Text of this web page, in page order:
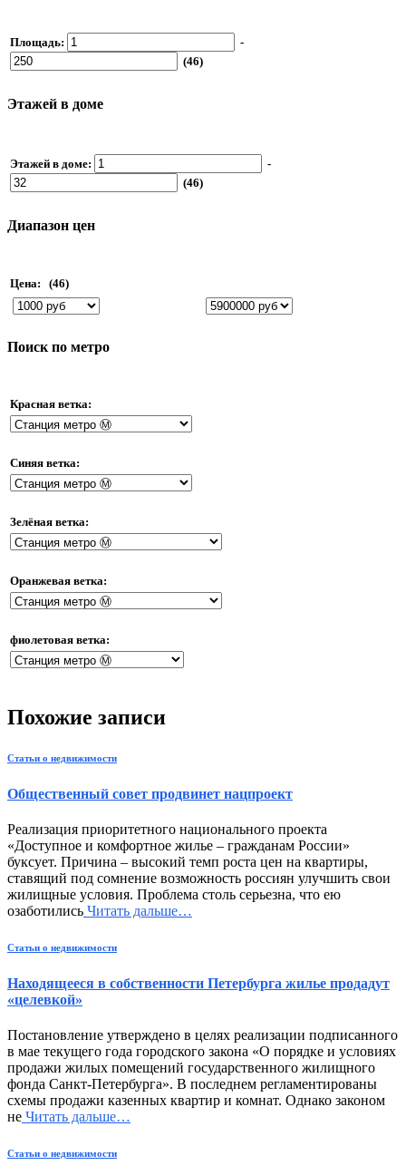
Площадь:
-
(46)
Этажей в доме
Этажей в доме:
-
(46)
Диапазон цен
Цена: (46)
Поиск по метро
Красная ветка:
Синяя ветка:
Зелёная ветка:
Оранжевая ветка:
фиолетовая ветка:
Похожие записи
Статьи о недвижимости
Общественный совет продвинет нацпроект
Реализация приоритетного национального проекта
«Доступное и комфортное жилье – гражданам России»
буксует. Причина – высокий темп роста цен на квартиры,
ставящий под сомнение возможность россиян улучшить свои
жилищные условия. Проблема столь серьезна, что ею
озаботились Читать дальше…
Статьи о недвижимости
Находящееся в собственности Петербурга жилье продадут
«целевкой»
Постановление утверждено в целях реализации подписанного
в мае текущего года городского закона «О порядке и условиях
продажи жилых помещений государственного жилищного
фонда Санкт-Петербурга». В последнем регламентированы
схемы продажи казенных квартир и комнат. Однако законом
не Читать дальше…
Статьи о недвижимости